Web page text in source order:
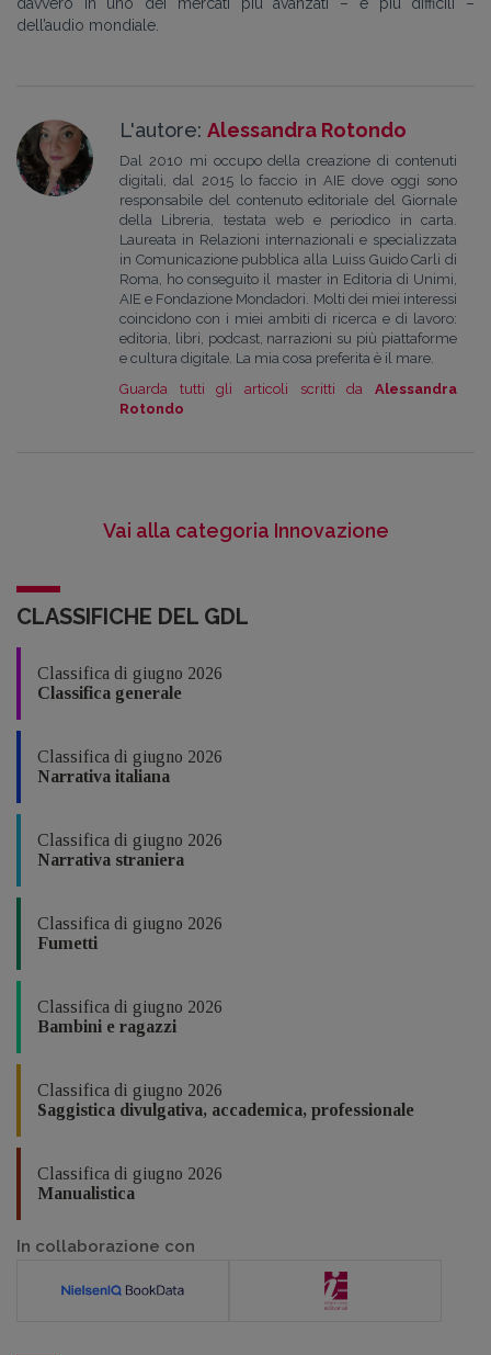
dell’audio mondiale.
L'autore: Alessandra Rotondo
Dal 2010 mi occupo della creazione di contenuti
digitali, dal 2015 lo faccio in AIE dove oggi sono
responsabile del contenuto editoriale del Giornale
della Libreria, testata web e periodico in carta.
Laureata in Relazioni internazionali e specializzata
in Comunicazione pubblica alla Luiss Guido Carli di
Roma, ho conseguito il master in Editoria di Unimi,
AIE e Fondazione Mondadori. Molti dei miei interessi
coincidono con i miei ambiti di ricerca e di lavoro:
editoria, libri, podcast, narrazioni su più piattaforme
e cultura digitale. La mia cosa preferita è il mare.
Guarda tutti gli articoli scritti da Alessandra
Rotondo
Vai alla categoria Innovazione
CLASSIFICHE DEL GDL
Classifica di giugno 2026
Classifica generale
Classifica di giugno 2026
Narrativa italiana
Classifica di giugno 2026
Narrativa straniera
Classifica di giugno 2026
Fumetti
Classifica di giugno 2026
Bambini e ragazzi
Classifica di giugno 2026
Saggistica divulgativa, accademica, professionale
Classifica di giugno 2026
Manualistica
In collaborazione con